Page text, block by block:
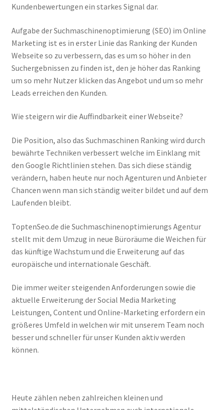
Kundenbewertungen ein starkes Signal dar.
Aufgabe der Suchmaschinenoptimierung (SEO) im Online
Marketing ist es in erster Linie das Ranking der Kunden
Webseite so zu verbessern, das es um so höher in den
Suchergebnissen zu finden ist, den je höher das Ranking
um so mehr Nutzer klicken das Angebot und um so mehr
Leads erreichen den Kunden.
Wie steigern wir die Auffindbarkeit einer Webseite?
Die Position, also das Suchmaschinen Ranking wird durch
bewährte Techniken verbessert welche im Einklang mit
den Google Richtlinien stehen. Das sich diese ständig
verändern, haben heute nur noch Agenturen und Anbieter
Chancen wenn man sich ständig weiter bildet und auf dem
Laufenden bleibt.
ToptenSeo.de die Suchmaschinenoptimierungs Agentur
stellt mit dem Umzug in neue Büroräume die Weichen für
das künftige Wachstum und die Erweiterung auf das
europäische und internationale Geschäft.
Die immer weiter steigenden Anforderungen sowie die
aktuelle Erweiterung der Social Media Marketing
Leistungen, Content und Online-Marketing erfordern ein
größeres Umfeld in welchen wir mit unserem Team noch
besser und schneller für unser Kunden aktiv werden
können.
Heute zählen neben zahlreichen kleinen und